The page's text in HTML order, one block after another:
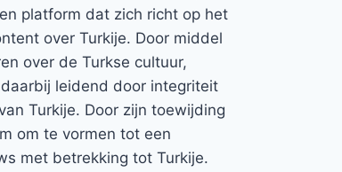
platform dat zich richt op het
over Turkije. Door middel
over de Turkse cultuur,
leidend door integriteit
Turkije. Door zijn toewijding
om te vormen tot een
met betrekking tot Turkije.